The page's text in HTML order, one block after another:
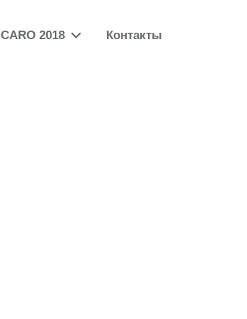
CARO 2018 Контакты